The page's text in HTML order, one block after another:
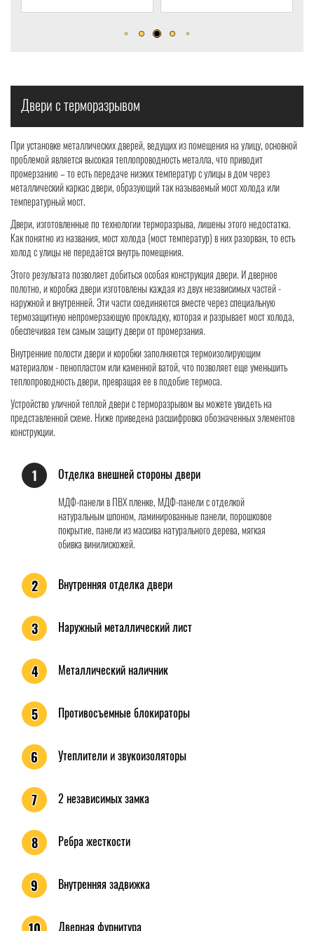
Двери с терморазрывом
При установке металлических дверей, ведущих из помещения на улицу, основной
проблемой является высокая теплопроводность металла, что приводит
промерзанию – то есть передаче низких температур с улицы в дом через
металлический каркас двери, образующий так называемый мост холода или
температурный мост.
Двери, изготовленные по технологии терморазрыва, лишены этого недостатка.
Как понятно из названия, мост холода (мост температур) в них разорван, то есть
холод с улицы не передаётся внутрь помещения.
Этого результата позволяет добиться особая конструкция двери. И дверное
полотно, и коробка двери изготовлены каждая из двух независимых частей -
наружной и внутренней. Эти части соединяются вместе через специальную
термозащитную непромерзающую прокладку, которая и разрывает мост холода,
обеспечивая тем самым защиту двери от промерзания.
Внутренние полости двери и коробки заполняются термоизолирующим
материалом - пенопластом или каменной ватой, что позволяет еще уменьшить
теплопроводность двери, превращая ее в подобие термоса.
Устройство уличной теплой двери с терморазрывом вы можете увидеть на
представленной схеме. Ниже приведена расшифровка обозначенных элементов
конструкции.
1 Отделка внешней стороны двери
МДФ-панели в ПВХ пленке, МДФ-панели с отделкой
натуральным шпоном, ламинированные панели, порошковое
покрытие, панели из массива натурального дерева, мягкая
обивка винилискожей.
2 Внутренняя отделка двери
3 Наружный металлический лист
4 Металлический наличник
5 Противосъемные блокираторы
6 Утеплители и звукоизоляторы
7 2 независимых замка
8 Ребра жесткости
9 Внутренняя задвижка
Дверная фурнитура